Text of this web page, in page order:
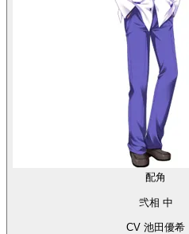
配角
弐相 中
CV 池田優希